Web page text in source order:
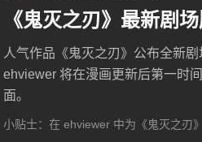
《鬼灭之刃》最新剧
人气作品《鬼灭之刃》公布全新
ehviewer 将在漫画更新后第一时
面。
小贴士：在 ehviewer 中为《鬼灭之刃